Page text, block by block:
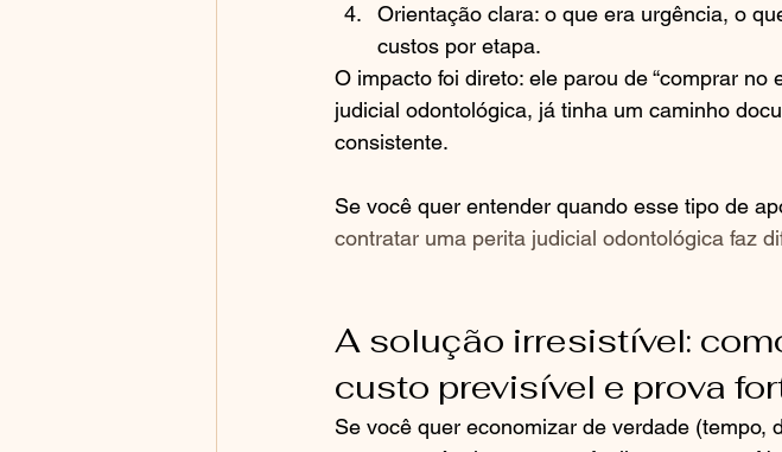
Orientação clara: o que era urgência, o
custos por etapa.
O impacto foi direto: ele parou de “comprar
judicial odontológica, já tinha um caminho
consistente.
Se você quer entender quando esse tipo de
contratar uma perita judicial odontológica faz
A solução irresistível:
custo previsível e prova
Se você quer economizar de verdade (tempo,